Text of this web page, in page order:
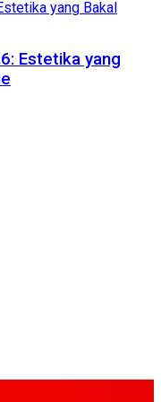
Estetika yang